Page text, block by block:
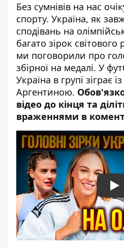
Без сумнівів на нас
спорту. Україна, як
сподівань на
багато зірок світового
ми поговорили про
збірної на медалі. У
Україна в групі зіграє
Аргентиною.
відео до кінця та
враженнями в